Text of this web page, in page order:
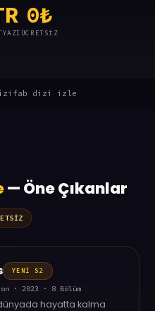
0₺
ÜCRETSIZ
dizi izle
— Öne Çıkanlar
YENİ S2
· 2023 · 8 Bölüm
hayatta kalma